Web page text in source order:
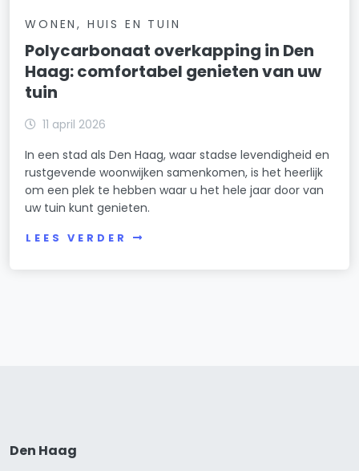
WONEN, HUIS EN TUIN
Polycarbonaat overkapping in Den
Haag: comfortabel genieten van uw
tuin
11 april 2026
In een stad als Den Haag, waar stadse levendigheid en
rustgevende woonwijken samenkomen, is het heerlijk
om een plek te hebben waar u het hele jaar door van
uw tuin kunt genieten.
LEES VERDER
Den Haag